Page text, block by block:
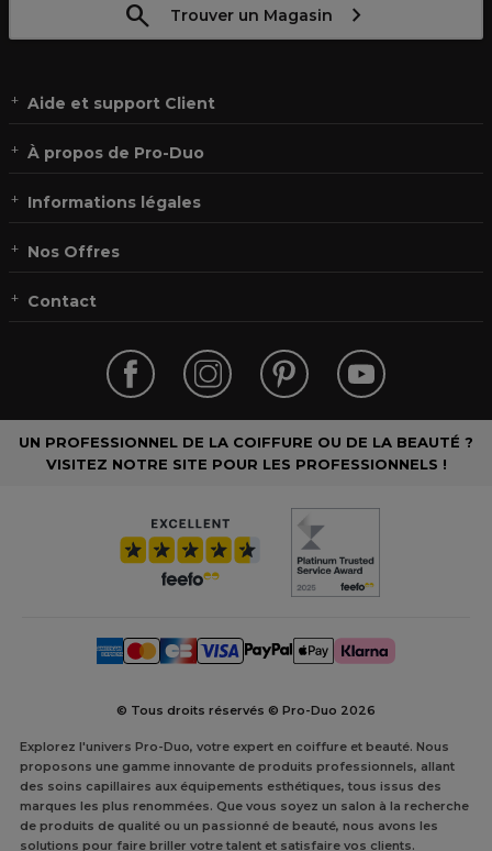
Trouver un Magasin
Aide et support Client
À propos de Pro-Duo
Informations légales
Nos Offres
Contact
UN PROFESSIONNEL DE LA COIFFURE OU DE LA BEAUTÉ ?
VISITEZ NOTRE SITE POUR LES PROFESSIONNELS !
© Tous droits réservés © Pro-Duo 2026
Explorez l'univers Pro-Duo, votre expert en coiffure et beauté. Nous
proposons une gamme innovante de produits professionnels, allant
des soins capillaires aux équipements esthétiques, tous issus des
marques les plus renommées. Que vous soyez un salon à la recherche
de produits de qualité ou un passionné de beauté, nous avons les
solutions pour faire briller votre talent et satisfaire vos clients.